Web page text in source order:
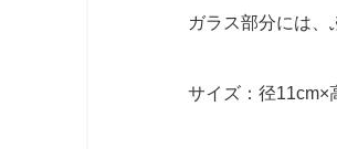
ガラス部分には、
サイズ：径11cm×